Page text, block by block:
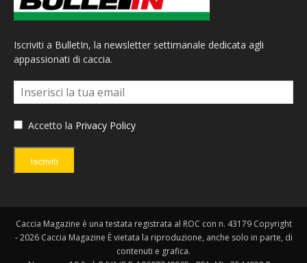
Iscriviti a BulletIn, la newsletter settimanale dedicata agli
appassionati di caccia.
Accetto la Privacy Policy
Iscriviti
Caccia Magazine è una testata registrata al ROC con n. 43179 Copyright
- 2026 Caccia Magazine È vietata la riproduzione, anche solo in parte, di
contenuti e grafica.